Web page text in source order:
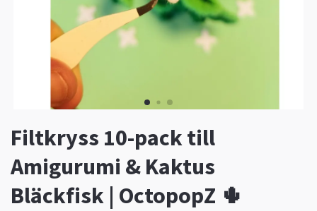
Filtkryss 10-pack till
Amigurumi & Kaktus
Bläckfisk | OctopopZ 🌵